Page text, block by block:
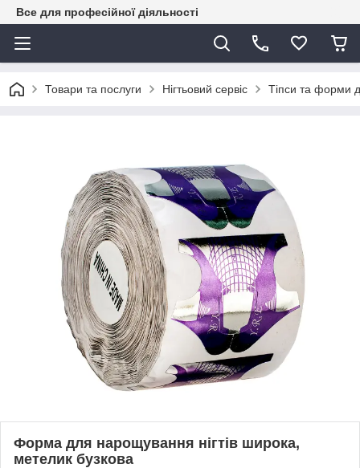
Все для професійної діяльності
Товари та послуги Нігтьовий сервіс Тіпси та форми
Форма для нарощування нігтів широка,
метелик бузкова